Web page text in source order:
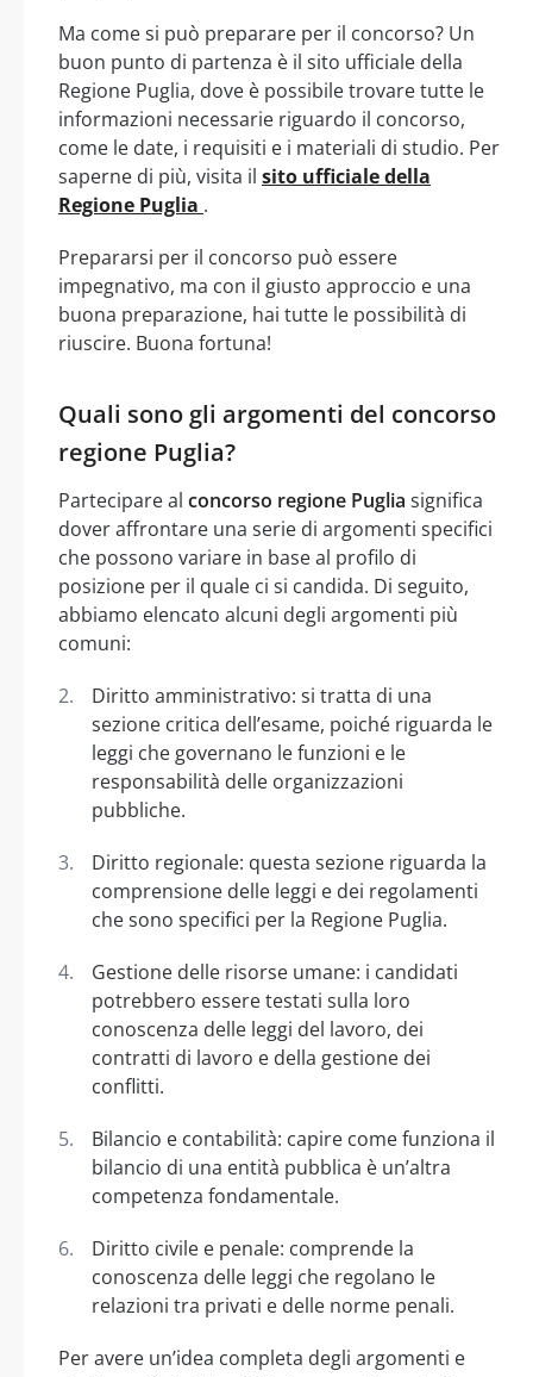
Ma come si può preparare per il concorso? Un
buon punto di partenza è il sito ufficiale della
Regione Puglia, dove è possibile trovare tutte le
informazioni necessarie riguardo il concorso,
come le date, i requisiti e i materiali di studio. Per
saperne di più, visita il sito ufficiale della
Regione Puglia .
Prepararsi per il concorso può essere
impegnativo, ma con il giusto approccio e una
buona preparazione, hai tutte le possibilità di
riuscire. Buona fortuna!
Quali sono gli argomenti del concorso
regione Puglia?
Partecipare al concorso regione Puglia significa
dover affrontare una serie di argomenti specifici
che possono variare in base al profilo di
posizione per il quale ci si candida. Di seguito,
abbiamo elencato alcuni degli argomenti più
comuni:
Diritto amministrativo: si tratta di una
sezione critica dell’esame, poiché riguarda le
leggi che governano le funzioni e le
responsabilità delle organizzazioni
pubbliche.
Diritto regionale: questa sezione riguarda la
comprensione delle leggi e dei regolamenti
che sono specifici per la Regione Puglia.
Gestione delle risorse umane: i candidati
potrebbero essere testati sulla loro
conoscenza delle leggi del lavoro, dei
contratti di lavoro e della gestione dei
conflitti.
Bilancio e contabilità: capire come funziona il
bilancio di una entità pubblica è un’altra
competenza fondamentale.
Diritto civile e penale: comprende la
conoscenza delle leggi che regolano le
relazioni tra privati e delle norme penali.
Per avere un’idea completa degli argomenti e